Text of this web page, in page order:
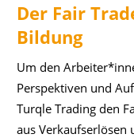
Der Fair
Bildung
Um den
Perspektiven und
Turqle Trading den
aus